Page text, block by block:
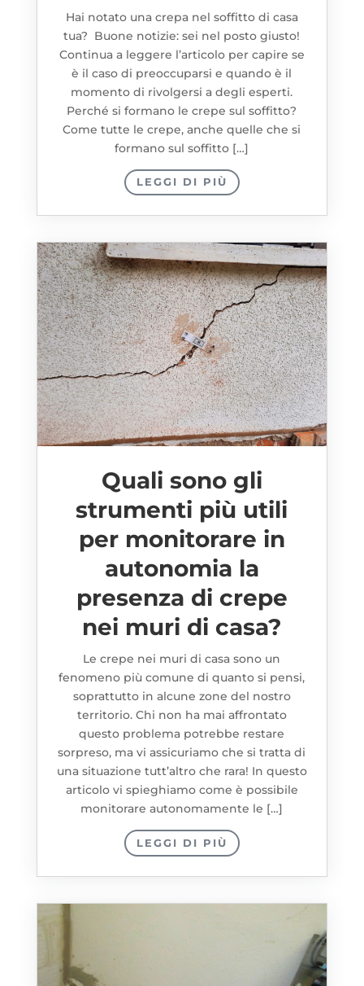
Hai notato una crepa nel soffitto di casa
tua? Buone notizie: sei nel posto giusto!
Continua a leggere l’articolo per capire se
è il caso di preoccuparsi e quando è il
momento di rivolgersi a degli esperti.
Perché si formano le crepe sul soffitto?
Come tutte le crepe, anche quelle che si
formano sul soffitto […]
LEGGI DI PIÙ
Quali sono gli
strumenti più utili
per monitorare in
autonomia la
presenza di crepe
nei muri di casa?
Le crepe nei muri di casa sono un
fenomeno più comune di quanto si pensi,
soprattutto in alcune zone del nostro
territorio. Chi non ha mai affrontato
questo problema potrebbe restare
sorpreso, ma vi assicuriamo che si tratta di
una situazione tutt’altro che rara! In questo
articolo vi spieghiamo come è possibile
monitorare autonomamente le […]
LEGGI DI PIÙ